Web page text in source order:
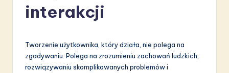
A
interakcji
Tworzenie użytkownika, który działa, nie polega na
zgadywaniu. Polega na zrozumieniu zachowań ludzkich,
rozwiązywaniu skomplikowanych problemów i